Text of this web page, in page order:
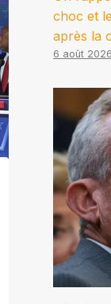
choc et
après la
6 août 2026